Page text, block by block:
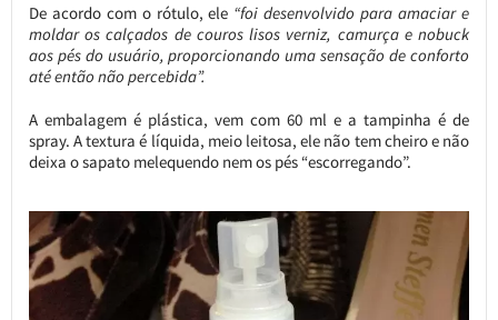
De acordo com o rótulo, ele “foi desenvolvido para amaciar e
moldar os calçados de couros lisos verniz, camurça e nobuck
aos pés do usuário, proporcionando uma sensação de conforto
até então não percebida”.
A embalagem é plástica, vem com 60 ml e a tampinha é de
spray. A textura é líquida, meio leitosa, ele não tem cheiro e não
deixa o sapato melequendo nem os pés “escorregando”.